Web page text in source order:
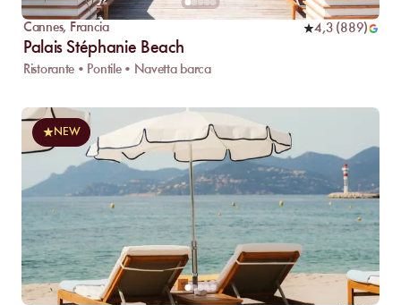
Cannes, Francia 4,3(889)
Palais Stéphanie Beach
Ristorante • Pontile • Navetta barca
NEW